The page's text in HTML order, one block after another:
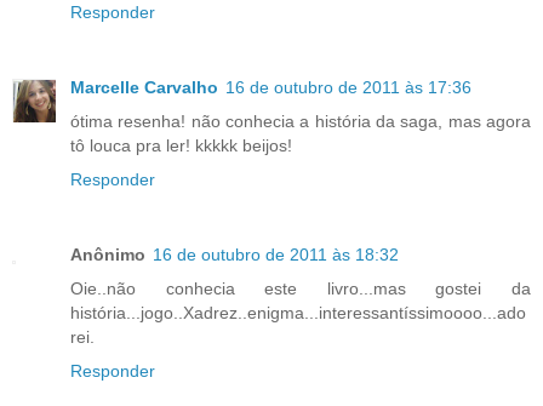
Responder
Marcelle Carvalho 16 de outubro de 2011 às 17:36
ótima resenha! não conhecia a história da saga, mas agora
tô louca pra ler! kkkkk beijos!
Responder
Anônimo 16 de outubro de 2011 às 18:32
Oie..não conhecia este livro...mas gostei da
história...jogo..Xadrez..enigma...interessantíssimoooo...ado
rei.
Responder